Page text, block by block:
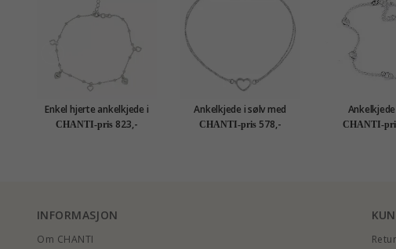
Enkel hjerte ankelkjede i
sølv
CHANTI-pris 823,-
Ankelkjede i sølv med
hjerteanheng i sølv
CHANTI-pris 578,- CHANTI-
INFORMASJON
Om CHANTI Retur